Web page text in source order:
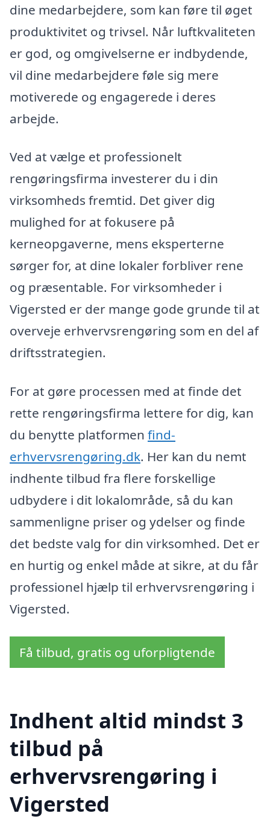
dine medarbejdere, som kan føre til øget
produktivitet og trivsel. Når luftkvaliteten
er god, og omgivelserne er indbydende,
vil dine medarbejdere føle sig mere
motiverede og engagerede i deres
arbejde.
Ved at vælge et professionelt
rengøringsfirma investerer du i din
virksomheds fremtid. Det giver dig
mulighed for at fokusere på
kerneopgaverne, mens eksperterne
sørger for, at dine lokaler forbliver rene
og præsentable. For virksomheder i
Vigersted er der mange gode grunde til at
overveje erhvervsrengøring som en del af
driftsstrategien.
For at gøre processen med at finde det
rette rengøringsfirma lettere for dig, kan
du benytte platformen find-
erhvervsrengøring.dk. Her kan du nemt
indhente tilbud fra flere forskellige
udbydere i dit lokalområde, så du kan
sammenligne priser og ydelser og finde
det bedste valg for din virksomhed. Det er
en hurtig og enkel måde at sikre, at du får
professionel hjælp til erhvervsrengøring i
Vigersted.
Få tilbud, gratis og uforpligtende
Indhent altid mindst 3
tilbud på
erhvervsrengøring i
Vigersted